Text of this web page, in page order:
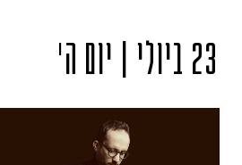
23 ביולי | יום ה'